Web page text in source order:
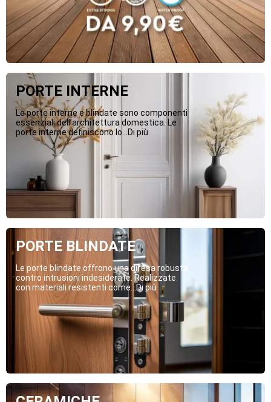
PORTE INTERNE
Le porte interne e blindate sono componenti
essenziali dell’architettura domestica. Le
porte interne definiscono lo...Di più
PORTE BLINDATE
Le porte blindate offrono una difesa robusta
contro intrusioni indesiderate. Realizzate
con materiali resistenti come...Di più